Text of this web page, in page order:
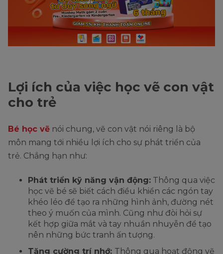
Lợi ích của việc học vẽ con vật
cho trẻ
Bé học vẽ nói chung, vẽ con vật nói riêng là bộ
môn mang tới nhiều lợi ích cho sự phát triển của
trẻ. Chẳng hạn như:
Phát triển kỹ năng vận động: Thông qua việc
học vẽ bé sẽ biết cách điều khiển các ngón tay
khéo léo để tạo ra những hình ảnh, đường nét
theo ý muốn của mình. Cũng như đòi hỏi sự
kết hợp giữa mắt và tay nhuần nhuyễn để tạo
nên những bức tranh ấn tượng.
Tăng cường trí nhớ: Thông qua hoạt động vẽ